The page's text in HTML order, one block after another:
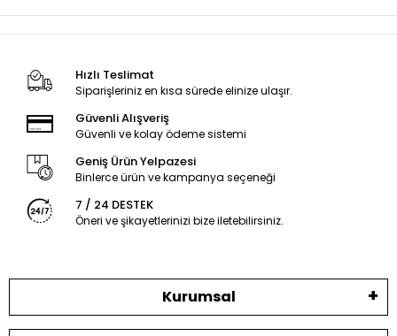
Hızlı Teslimat
Siparişleriniz en kısa sürede elinize ulaşır.
Güvenli Alışveriş
Güvenli ve kolay ödeme sistemi
Geniş Ürün Yelpazesi
Binlerce ürün ve kampanya seçeneği
7 / 24 DESTEK
Öneri ve şikayetlerinizi bize iletebilirsiniz.
Kurumsal